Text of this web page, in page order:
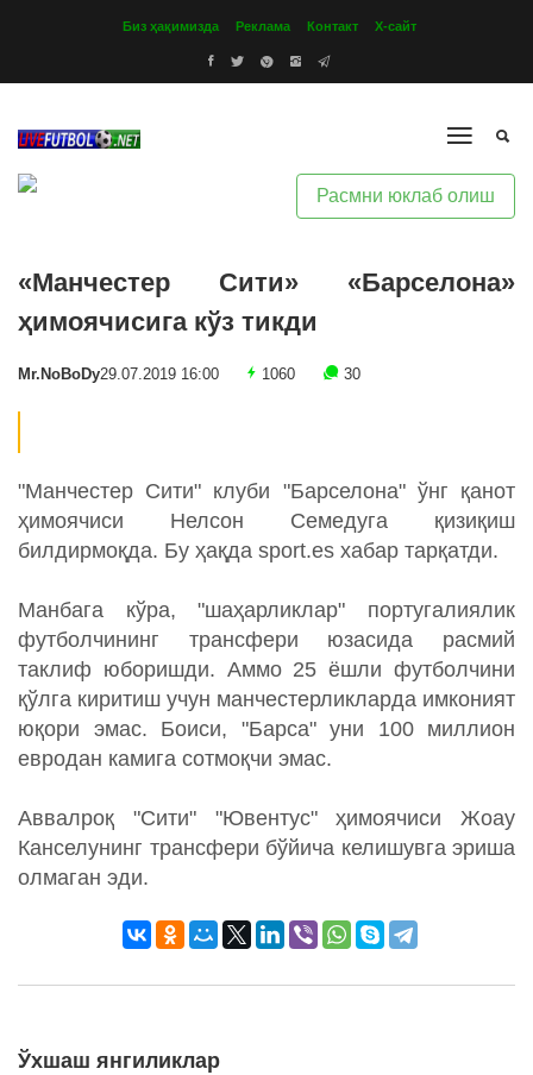
Биз ҳақимизда Реклама Контакт Х-сайт
Расмни юклаб олиш
«Манчестер Сити» «Барселона»
ҳимоячисига кўз тикди
Mr.NoBoDy29.07.2019 16:00 1060 30
"Манчестер Сити" клуби "Барселона" ўнг қанот
ҳимоячиси Нелсон Семедуга қизиқиш
билдирмоқда. Бу ҳақда sport.es хабар тарқатди.
Манбага кўра, "шаҳарликлар" португалиялик
футболчининг трансфери юзасида расмий
таклиф юборишди. Аммо 25 ёшли футболчини
қўлга киритиш учун манчестерликларда имконият
юқори эмас. Боиси, "Барса" уни 100 миллион
евродан камига сотмоқчи эмас.
Аввалроқ "Сити" "Ювентус" ҳимоячиси Жоау
Канселунинг трансфери бўйича келишувга эриша
олмаган эди.
Ўхшаш янгиликлар